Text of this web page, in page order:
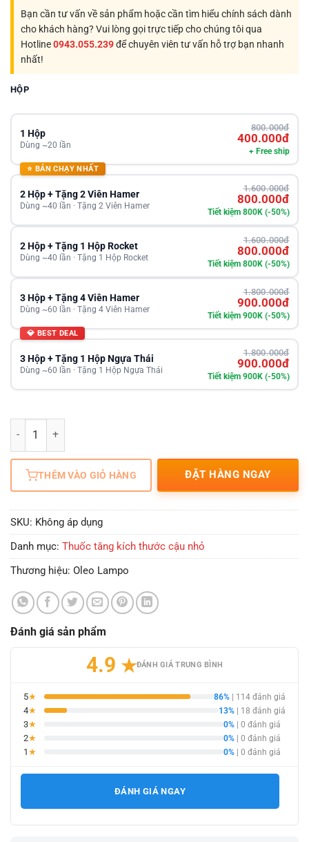
Bạn cần tư vấn về sản phẩm hoặc cần tìm hiểu chính sách dành
cho khách hàng? Vui lòng gọi trực tiếp cho chúng tôi qua
Hotline0943.055.239để chuyên viên tư vấn hỗ trợ bạn nhanh
nhất!
HỘP
1 Hộp
Dùng ~20 lần
800.000đ
400.000đ
+ Free ship
⭐ BÁN CHẠY NHẤT
2 Hộp + Tặng 2 Viên Hamer
Dùng ~40 lần · Tặng 2 Viên Hamer
1.600.000đ
800.000đ
Tiết kiệm 800K (-50%)
2 Hộp + Tặng 1 Hộp Rocket
Dùng ~40 lần · Tặng 1 Hộp Rocket
1.600.000đ
800.000đ
Tiết kiệm 800K (-50%)
3 Hộp + Tặng 4 Viên Hamer
Dùng ~60 lần · Tặng 4 Viên Hamer
1.800.000đ
900.000đ
Tiết kiệm 900K (-50%)
💎 BEST DEAL
3 Hộp + Tặng 1 Hộp Ngựa Thái
Dùng ~60 lần · Tặng 1 Hộp Ngựa Thái
1.800.000đ
900.000đ
Tiết kiệm 900K (-50%)
THÊM VÀO GIỎ HÀNG ĐẶT HÀNG NGAY
SKU: Không áp dụng
Danh mục: Thuốc tăng kích thước cậu nhỏ
Thương hiệu: Oleo Lampo
Đánh giá sản phẩm
4.9 ★ĐÁNH GIÁ TRUNG BÌNH
5★ 86% | 114 đánh giá
4★ 13% | 18 đánh giá
3★ 0% | 0 đánh giá
2★ 0% | 0 đánh giá
1 ★ 0% | 0 đánh giá
ĐÁNH GIÁ NGAY